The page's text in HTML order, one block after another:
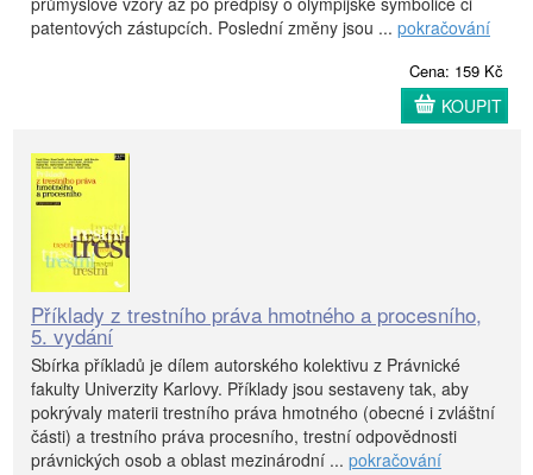
patentových zástupcích. Poslední změny jsou ... pokračování
Cena: 159 Kč
KOUPIT
Příklady z trestního práva hmotného a procesního,
5. vydání
Sbírka příkladů je dílem autorského kolektivu z Právnické
fakulty Univerzity Karlovy. Příklady jsou sestaveny tak, aby
pokrývaly materii trestního práva hmotného (obecné i zvláštní
části) a trestního práva procesního, trestní odpovědnosti
právnických osob a oblast mezinárodní ... pokračování